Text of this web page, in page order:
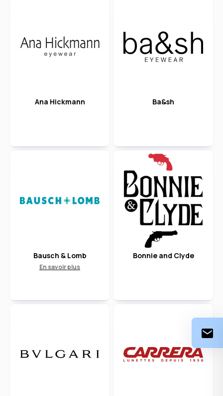
Ana Hickmann Ba&sh
Bausch & Lomb
En savoir plus
Bonnie and Clyde